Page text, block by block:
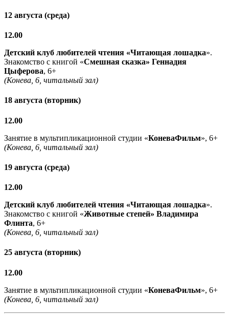
12 августа (среда)
12.00
Детский клуб любителей чтения «Читающая лошадка».
Знакомство с книгой «Смешная сказка» Геннадия
Цыферова, 6+
(Конева, 6, читальный зал)
18 августа (вторник)
12.00
Занятие в мультипликационной студии «КоневаФильм», 6+
(Конева, 6, читальный зал)
19 августа (среда)
12.00
Детский клуб любителей чтения «Читающая лошадка».
Знакомство с книгой «Животные степей» Владимира
Флинта, 6+
(Конева, 6, читальный зал)
25 августа (вторник)
12.00
Занятие в мультипликационной студии «КоневаФильм», 6+
(Конева, 6, читальный зал)